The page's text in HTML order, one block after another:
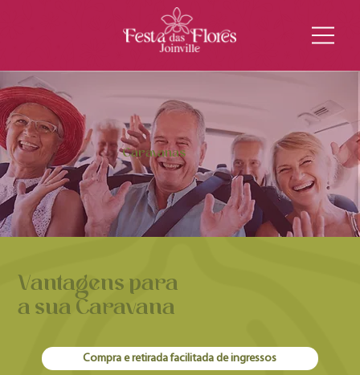
Caravanas
Vantagens para
a sua Caravana
Compra e retirada facilitada de ingressos